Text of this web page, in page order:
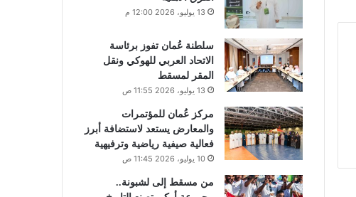
13 يوليو، 2026 12:00 م
سلطنة عُمان تفوز برئاسة
الاتحاد العربي للهوكي ونقل
المقر لمسقط
13 يوليو، 2026 11:55 ص
مركز عُمان للمؤتمرات
والمعارض يستعد لاستضافة أبرز
فعالية صيفية رياضية وترفيهية
10 يوليو، 2026 11:45 ص
من مسقط إلى لشبونة..